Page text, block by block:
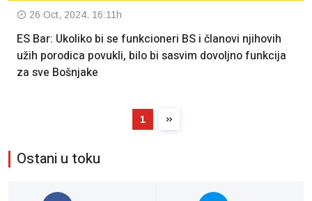
26 Oct, 2024. 16:11h
ES Bar: Ukoliko bi se funkcioneri BS i članovi njihovih
užih porodica povukli, bilo bi sasvim dovoljno funkcija
za sve Bošnjake
1
Ostani u toku